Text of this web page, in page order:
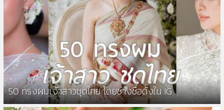
50 ทรงผมเจ้าสาวชุดไทย โดยช่างชื่อดังใน IG